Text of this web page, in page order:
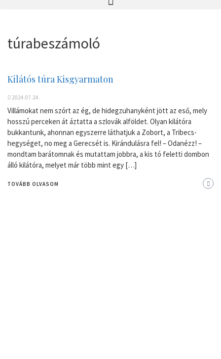
túrabeszámoló
Kilátós túra Kisgyarmaton
2024.07.24.
Villámokat nem szórt az ég, de hidegzuhanyként jött az eső, mely
hosszú perceken át áztatta a szlovák alföldet. Olyan kilátóra
bukkantunk, ahonnan egyszerre láthatjuk a Zobort, a Tribecs-
hegységet, no meg a Gerecsét is. Kirándulásra fel! – Odanézz! –
mondtam barátomnak és mutattam jobbra, a kis tó feletti dombon
álló kilátóra, melyet már több mint egy […]
TOVÁBB OLVASOM